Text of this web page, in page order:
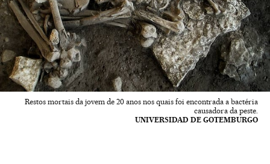
Restos mortais da jovem de 20 anos nos quais foi encontrada a bactéria
causadora da peste.
UNIVERSIDAD DE GOTEMBURGO